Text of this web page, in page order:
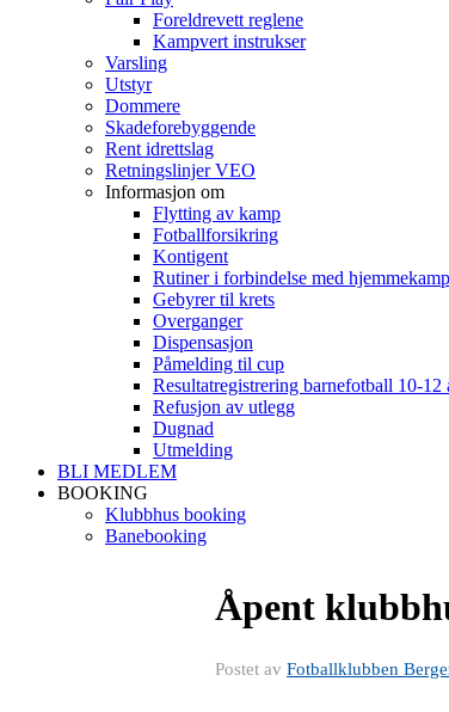
Foreldrevett reglene
Kampvert instrukser
Varsling
Utstyr
Dommere
Skadeforebyggende
Rent idrettslag
Retningslinjer VEO
Informasjon om
Flytting av kamp
Fotballforsikring
Kontigent
Rutiner i forbindelse med
Gebyrer til krets
Overganger
Dispensasjon
Påmelding til cup
Resultatregistrering barnefotball 10-12
Refusjon av utlegg
Dugnad
Utmelding
BLI MEDLEM
BOOKING
Klubbhus booking
Banebooking
Åpent
Postet av Fotballklubben